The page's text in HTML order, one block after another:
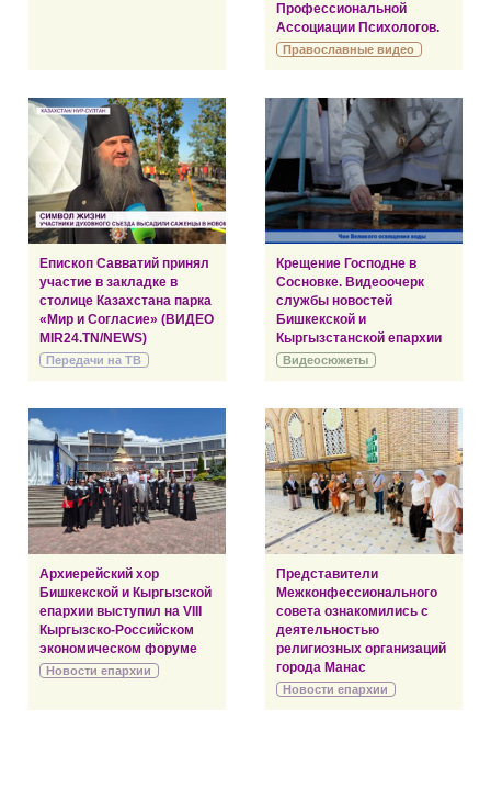
Профессиональной
Ассоциации Психологов.
Православные видео
Епископ Савватий принял
участие в закладке в
столице Казахстана парка
«Мир и Согласие» (ВИДЕО
MIR24.TN/NEWS)
Передачи на ТВ
Крещение Господне в
Сосновке. Видеоочерк
службы новостей
Бишкекской и
Кыргызстанской епархии
Видеосюжеты
Архиерейский хор
Бишкекской и Кыргызской
епархии выступил на VIII
Кыргызско-Российском
экономическом форуме
Новости епархии
Представители
Межконфессионального
совета ознакомились с
деятельностью
религиозных организаций
города Манас
Новости епархии